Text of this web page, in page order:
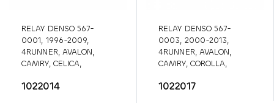
RELAY DENSO 567-
0001, 1996-2009,
4RUNNER, AVALON,
CAMRY, CELICA,
ES330, ES350, GS300,
1022014
RELAY DENSO 567-
0003, 2000-2013,
4RUNNER, AVALON,
CAMRY, COROLLA,
GS300, GS350, GS430,
1022017